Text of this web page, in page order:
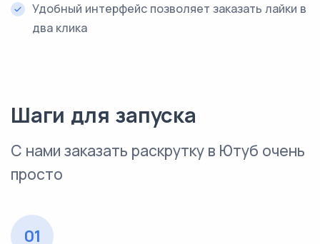
Удобный интерфейс позволяет заказать лайки в
два клика
Шаги для запуска
С нами заказать раскрутку в Ютуб очень
просто
01